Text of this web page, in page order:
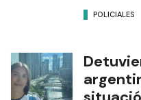
POLICIALES